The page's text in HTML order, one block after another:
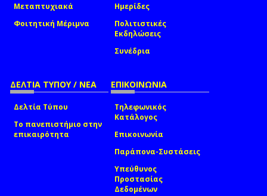
Μεταπτυχιακά
Φοιτητική Μέριμνα
Ημερίδες
Πολιτιστικές
Εκδηλώσεις
Συνέδρια
ΔΕΛΤΙΑ ΤΥΠΟΥ / ΝΕΑ
Δελτία Τύπου
Το πανεπιστήμιο στην
επικαιρότητα
ΕΠΙΚΟΙΝΩΝΙΑ
Τηλεφωνικός
Κατάλογος
Επικοινωνία
Παράπονα-Συστάσεις
Υπεύθυνος
Προστασίας
Δεδομένων